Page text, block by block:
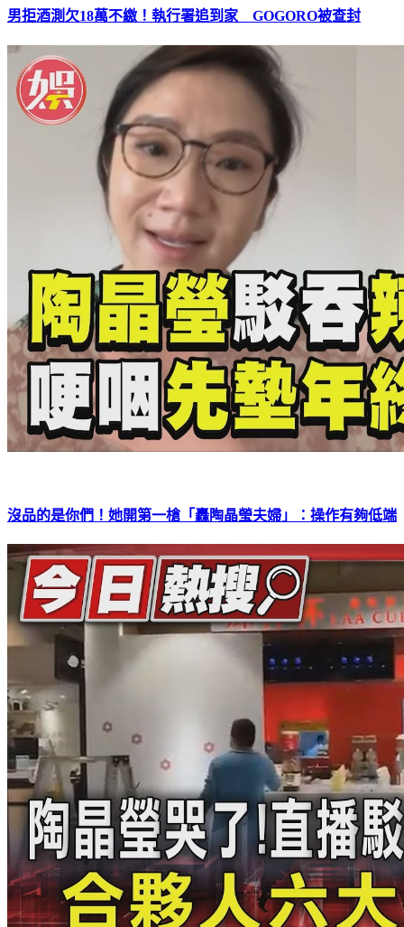
男拒酒測欠18萬不繳！執行署追到家 GOGORO被查封
沒品的是你們！她開第一槍「轟陶晶瑩夫婦」：操作有夠低端